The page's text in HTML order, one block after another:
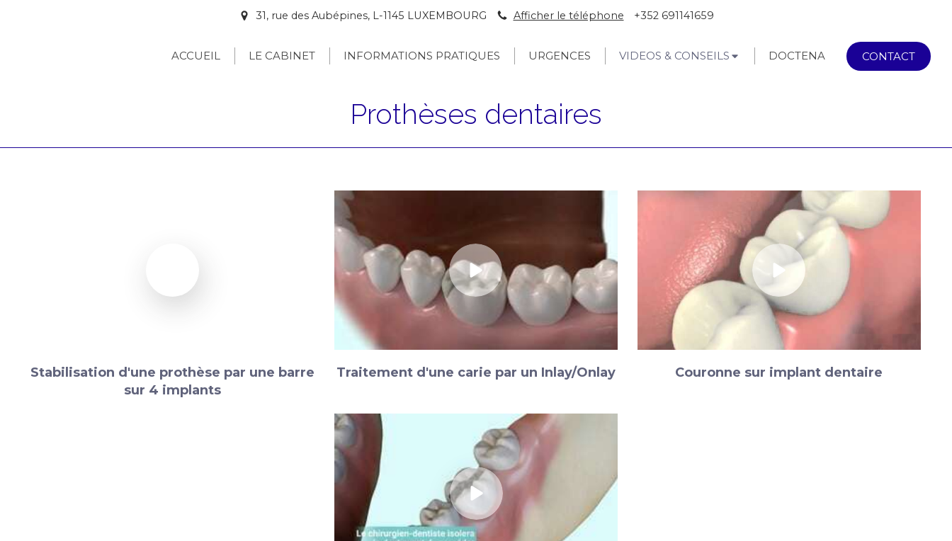
31, rue des Aubépines, L-1145 LUXEMBOURG Afficher le téléphone +352 691141659
ACCUEIL LE CABINET INFORMATIONS PRATIQUES URGENCES VIDEOS & CONSEILS DOCTENA CONTACT
Prothèses dentaires
Stabilisation d'une prothèse par une barre
sur 4 implants
Traitement d'une carie par un Inlay/Onlay Couronne sur implant dentaire